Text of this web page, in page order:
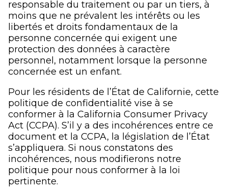
responsable du traitement ou par un tiers, à
moins que ne prévalent les intérêts ou les
libertés et droits fondamentaux de la
personne concernée qui exigent une
protection des données à caractère
personnel, notamment lorsque la personne
concernée est un enfant.
Pour les résidents de l’État de Californie, cette
politique de confidentialité vise à se
conformer à la California Consumer Privacy
Act (CCPA). S’il y a des incohérences entre ce
document et la CCPA, la législation de l’État
s’appliquera. Si nous constatons des
incohérences, nous modifierons notre
politique pour nous conformer à la loi
pertinente.